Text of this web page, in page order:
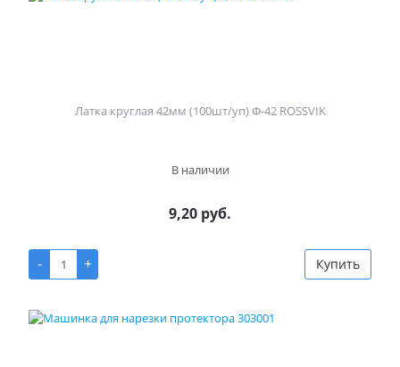
Латка круглая 42мм (100шт/уп) Ф-42 ROSSVIK
В наличии
9,20 руб.
- + Купить